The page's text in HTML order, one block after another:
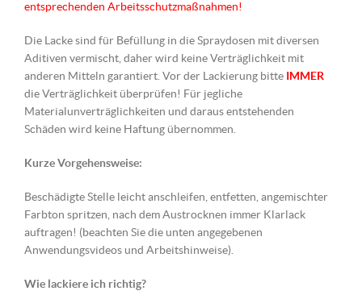
entsprechenden Arbeitsschutzmaßnahmen!
Die Lacke sind für Befüllung in die Spraydosen mit diversen
Aditiven vermischt, daher wird keine Verträglichkeit mit
anderen Mitteln garantiert. Vor der Lackierung bitte IMMER
die Verträglichkeit überprüfen! Für jegliche
Materialunverträglichkeiten und daraus entstehenden
Schäden wird keine Haftung übernommen.
Kurze Vorgehensweise:
Beschädigte Stelle leicht anschleifen, entfetten, angemischter
Farbton spritzen, nach dem Austrocknen immer Klarlack
auftragen! (beachten Sie die unten angegebenen
Anwendungsvideos und Arbeitshinweise).
Wie lackiere ich richtig?